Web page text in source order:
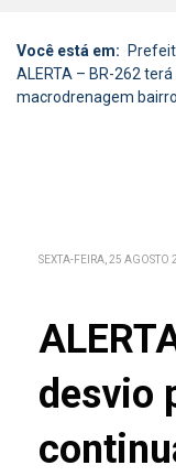
Você está em:
ALERTA – BR-262
macrodrenagem
SEXTA-FEIRA, 25 AGOSTO
desvio